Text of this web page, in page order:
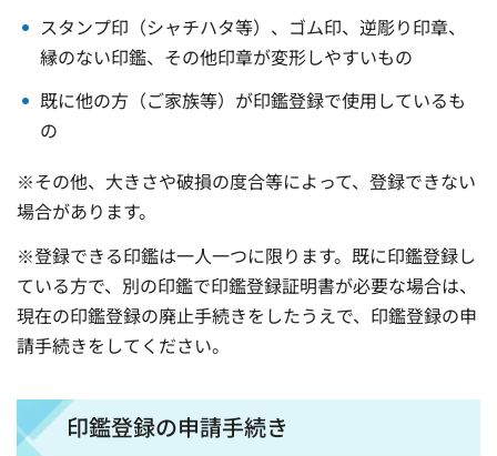
スタンプ印（シャチハタ等）、ゴム印、逆彫り印章、
縁のない印鑑、その他印章が変形しやすいもの
既に他の方（ご家族等）が印鑑登録で使用しているも
の
※その他、大きさや破損の度合等によって、登録できない
場合があります。
※登録できる印鑑は一人一つに限ります。既に印鑑登録し
ている方で、別の印鑑で印鑑登録証明書が必要な場合は、
現在の印鑑登録の廃止手続きをしたうえで、印鑑登録の申
請手続きをしてください。
印鑑登録の申請手続き